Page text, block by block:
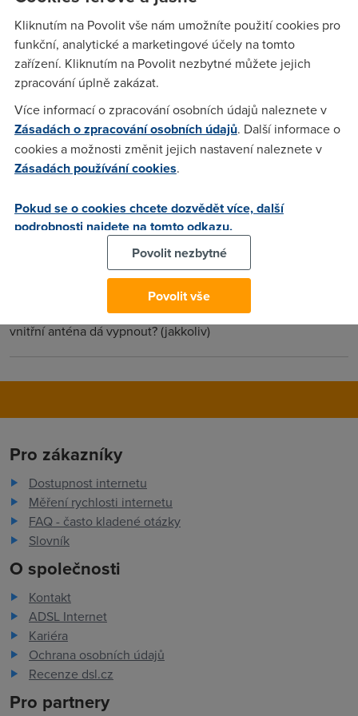
mimo dům a když změřím signál v místnosti, kde leží, signál
tam sice je, ale neodpovídá svým výkonem tomu, že by tam
byla ještě jedna anténa. Víte o tom někdo něco bližšího?
Matas(21.10.2007 01:42:47)
Antena uvnitr routeru je tvorena obrazcem na desce s
plosnymi spoji (miniPCI WiFi modulu), ma tvar obraceneho
pismene F, proto se ji v anglicke literature nekdy rika
zpusobeno tim ze anteny pracuji v diverznim rezimu tj.
router si vybira tu se silnejsim signalem...
(22.10.2007 16:48:41)
Hm, dík za odpověď. Teď by mne ještě zajímalo, jestli se ta
vnitřní anténa dá vypnout? (jakkoliv)
Pro zákazníky
Dostupnost internetu
Měření rychlosti internetu
FAQ - často kladené otázky
Slovník
O společnosti
Kontakt
ADSL Internet
Kariéra
Ochrana osobních údajů
Recenze dsl.cz
Pro partnery
Kliknutím na Povolit vše nám umožníte použití cookies pro
funkční, analytické a marketingové účely na tomto
zařízení. Kliknutím na Povolit nezbytné můžete jejich
zpracování úplně zakázat.
Více informací o zpracování osobních údajů naleznete v
Zásadách o zpracování osobních údajů. Další informace o
cookies a možnosti změnit jejich nastavení naleznete v
Zásadách používání cookies.
Pokud se o cookies chcete dozvědět více, další
podrobnosti najdete na tomto odkazu.
Povolit nezbytné
Povolit vše